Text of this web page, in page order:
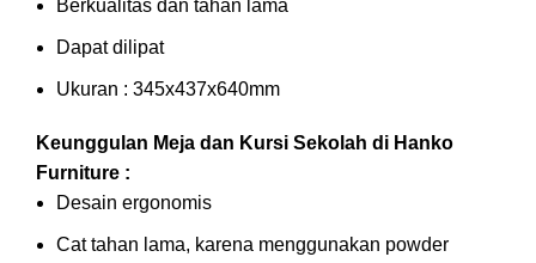
Berkualitas dan tahan lama
Dapat dilipat
Ukuran : 345x437x640mm
Keunggulan Meja dan Kursi Sekolah di Hanko
Furniture :
Desain ergonomis
Cat tahan lama, karena menggunakan powder